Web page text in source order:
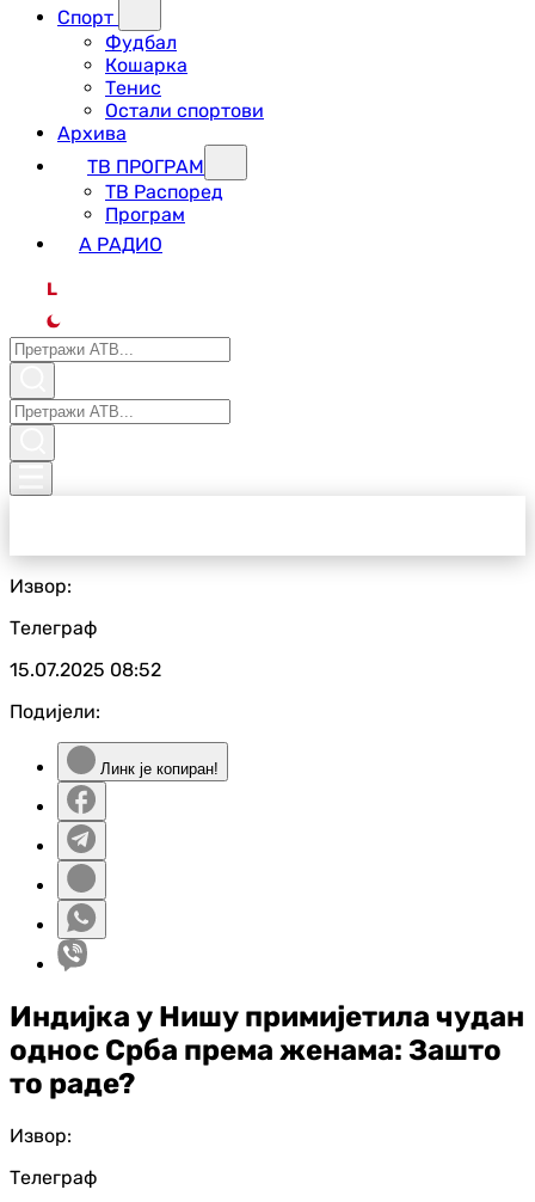
Спорт
Фудбал
Кошарка
Тенис
Остали спортови
Архива
ТВ ПРОГРАМ
ТВ Распоред
Програм
А РАДИО
L
Извор:
Телеграф
15.07.2025 08:52
Подијели:
Линк је копиран!
Индијка у Нишу примијетила чудан
однос Срба према женама: Зашто
то раде?
Извор:
Телеграф